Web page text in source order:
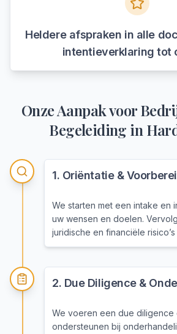
Heldere afspraken in alle
intentieverklaring tot
Onze Aanpak voor
Begeleiding in
1. Oriëntatie &
We starten met een intake en
uw wensen en doelen.
juridische en financiële risico’s
2. Due Diligence &
We voeren een due diligence
ondersteunen bij